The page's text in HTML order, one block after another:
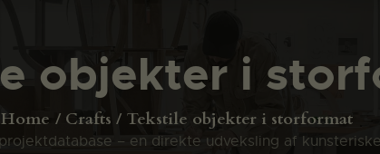
objekter i
Home Crafts Tekstile objekter i storformat
– en direkte udveksling af
SVFK